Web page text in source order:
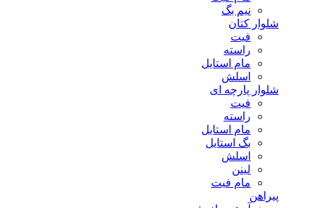
نیم بگ
شلوار کتان
فیت
راسته
مام استایل
اسلش
شلوار پارچه ای
فیت
راسته
مام استایل
بگ استایل
اسلش
لینن
مام فیت
پیراهن